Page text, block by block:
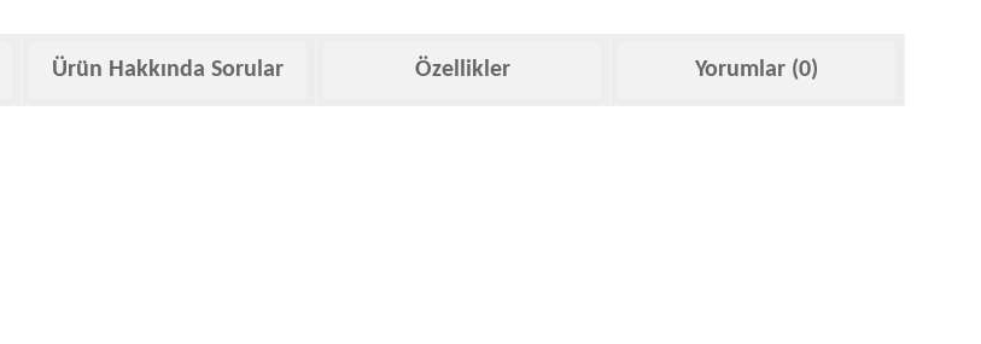
Ürün Hakkında Sorular Özellikler Yorumlar (0)